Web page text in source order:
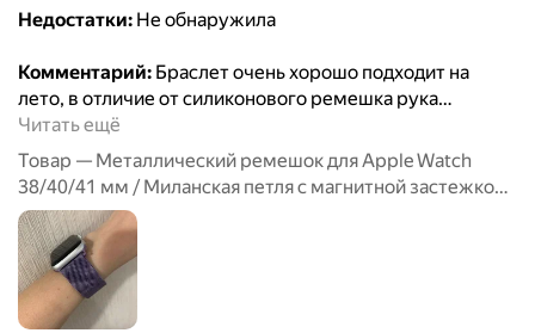
Недостатки: Не обнаружила
Комментарий: Браслет очень хорошо подходит на
лето, в отличие от силиконового ремешка рука…
Читать ещё
Товар — Металлический ремешок для Apple Watch
38/40/41 мм / Миланская петля с магнитной застежкой
для Эпл Вотч 1-10, SE, Лавандовый